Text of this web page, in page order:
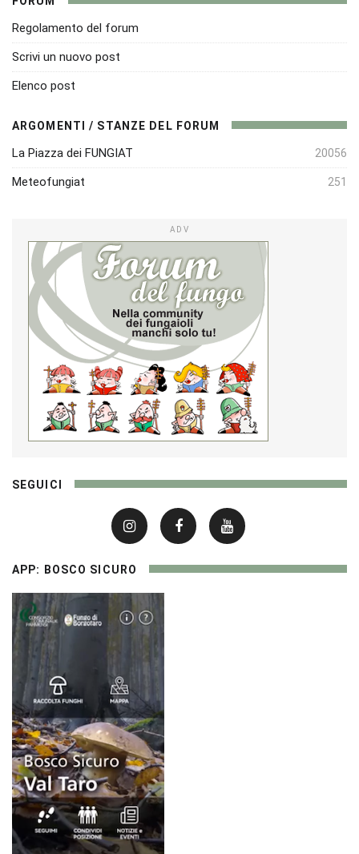
Regolamento del forum
Scrivi un nuovo post
Elenco post
ARGOMENTI / STANZE DEL FORUM
La Piazza dei FUNGIAT 20056
Meteofungiat 251
ADV
SEGUICI
APP: BOSCO SICURO